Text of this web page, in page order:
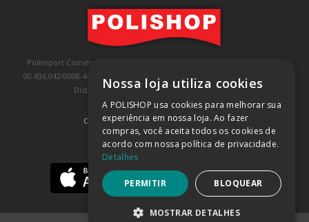
Polimport Comércio e Exportação LTDA, inscrita no CNPJ/MF sob o nº
00.436.042/0008-46, IE 407.458.707.103, com sede na Rua Kanebo, nº 175,
Distrito Industrial, Jundiaí/SP, CEP: 13213-090
COMPRA 100% SEGURA (SAIBA MAIS)
BAIXE NOSSO APP
Nossa loja utiliza cookies
A POLISHOP usa cookies para melhorar sua
experiência em nossa loja. Ao fazer
compras, você aceita todos os cookies de
acordo com nossa política de privacidade.
Detalhes
PERMITIR BLOQUEAR
MOSTRAR DETALHES